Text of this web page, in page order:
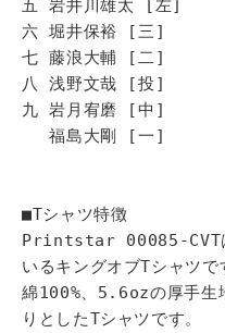
五 岩井川雄太 [左]
六 堀井保裕 [三]
七 藤浪大輔 [二]
八 浅野文哉 [投]
九 岩月宥磨 [中]
福島大剛 [一]
■Tシャツ特徴
Printstar 00085-CVTは
いるキングオブTシャツで
綿100%、5.6ozの厚手生
りとしたTシャツです。